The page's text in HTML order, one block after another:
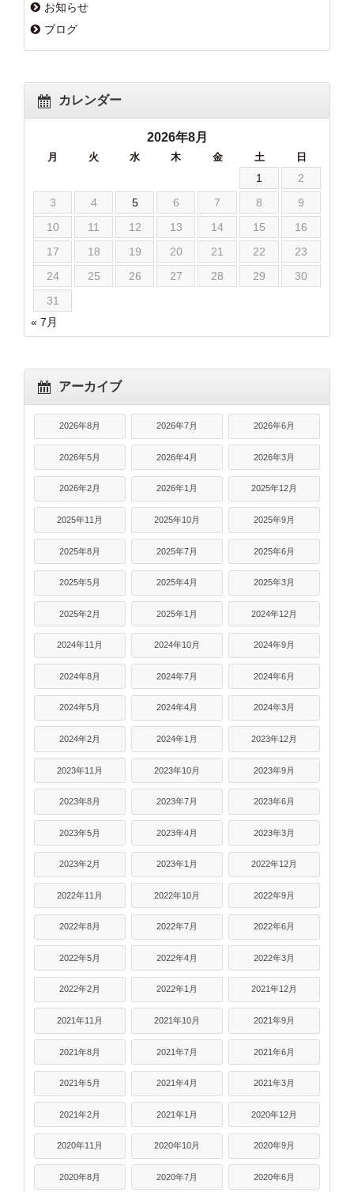
お知らせ
ブログ
カレンダー
2026年8月
月 火 水 木 金 土 日
1
2
3
4 5 6 7 8
9
10
11 12 13 14 15
16
17
18 19 20 21 22
23
24
25 26 27 28 29
30
31
« 7月
アーカイブ
2026年8月 2026年7月 2026年6月
2026年5月 2026年4月 2026年3月
2026年2月 2026年1月 2025年12月
2025年11月 2025年10月 2025年9月
2025年8月 2025年7月 2025年6月
2025年5月 2025年4月 2025年3月
2025年2月 2025年1月 2024年12月
2024年11月 2024年10月 2024年9月
2024年8月 2024年7月 2024年6月
2024年5月 2024年4月 2024年3月
2024年2月 2024年1月 2023年12月
2023年11月 2023年10月 2023年9月
2023年8月 2023年7月 2023年6月
2023年5月 2023年4月 2023年3月
2023年2月 2023年1月 2022年12月
2022年11月 2022年10月 2022年9月
2022年8月 2022年7月 2022年6月
2022年5月 2022年4月 2022年3月
2022年2月 2022年1月 2021年12月
2021年11月 2021年10月 2021年9月
2021年8月 2021年7月 2021年6月
2021年5月 2021年4月 2021年3月
2021年2月 2021年1月 2020年12月
2020年11月 2020年10月 2020年9月
2020年8月 2020年7月 2020年6月